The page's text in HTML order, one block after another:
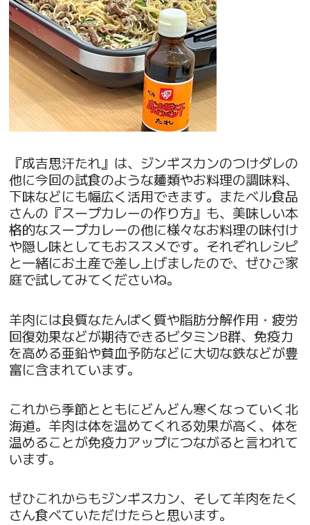
『成吉思汗たれ』は、ジンギスカンのつけダレの
他に今回の試食のような麺類やお料理の調味料、
下味などにも幅広く活用できます。またベル食品
さんの『スープカレーの作り方』も、美味しい本
格的なスープカレーの他に様々なお料理の味付け
や隠し味としてもおススメです。それぞれレシピ
と一緒にお土産で差し上げましたので、ぜひご家
庭で試してみてくださいね。
羊肉には良質なたんぱく質や脂肪分解作用・疲労
回復効果などが期待できるビタミンB群、免疫力
を高める亜鉛や貧血予防などに大切な鉄などが豊
富に含まれています。
これから季節とともにどんどん寒くなっていく北
海道。羊肉は体を温めてくれる効果が高く、体を
温めることが免疫力アップにつながると言われて
います。
ぜひこれからもジンギスカン、そして羊肉をたく
さん食べていただけたらと思います。